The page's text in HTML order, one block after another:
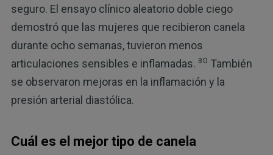
seguro. El ensayo clínico aleatorio doble ciego
demostró que las mujeres que recibieron canela
durante ocho semanas, tuvieron menos
articulaciones sensibles e inflamadas. 30 También
se observaron mejoras en la inflamación y la
presión arterial diastólica.
Cuál es el mejor tipo de canela